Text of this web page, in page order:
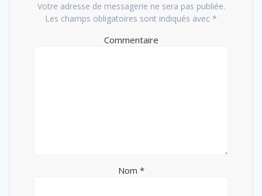
Votre adresse de messagerie ne sera pas publiée.
Les champs obligatoires sont indiqués avec *
Commentaire
Nom *